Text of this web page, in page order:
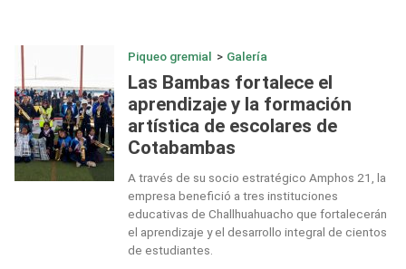
Piqueo gremial > Galería
Las Bambas fortalece el
aprendizaje y la formación
artística de escolares de
Cotabambas
A través de su socio estratégico Amphos 21, la
empresa benefició a tres instituciones
educativas de Challhuahuacho que fortalecerán
el aprendizaje y el desarrollo integral de cientos
de estudiantes.